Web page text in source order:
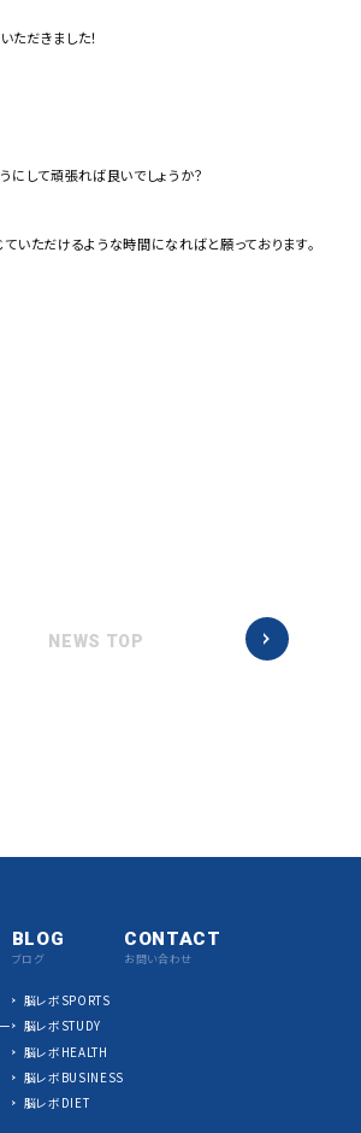
だきました！
にして頑張れば良いでしょうか？
いただけるような時間になればと願っております。
NEWS TOP
BLOG
ブログ
脳レボSPORTS
脳レボSTUDY
脳レボHEALTH
脳レボBUSINESS
脳レボDIET
CONTACT
お問い合わせ